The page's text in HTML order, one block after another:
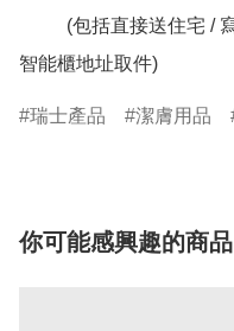
智能櫃地址取件)
瑞士產品 潔膚用品
你可能感興趣的商品